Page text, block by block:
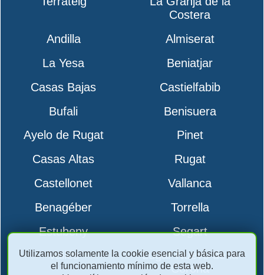
Costera
Andilla
Almiserat
La Yesa
Beniatjar
Casas Bajas
Castielfabib
Bufali
Benisuera
Ayelo de Rugat
Pinet
Casas Altas
Rugat
Castellonet
Vallanca
Benagéber
Torrella
Estubeny
Segart
Vallés
Lugar Nuevo de la
Corona
Utilizamos solamente la cookie esencial y básica para
el funcionamiento mínimo de esta web.